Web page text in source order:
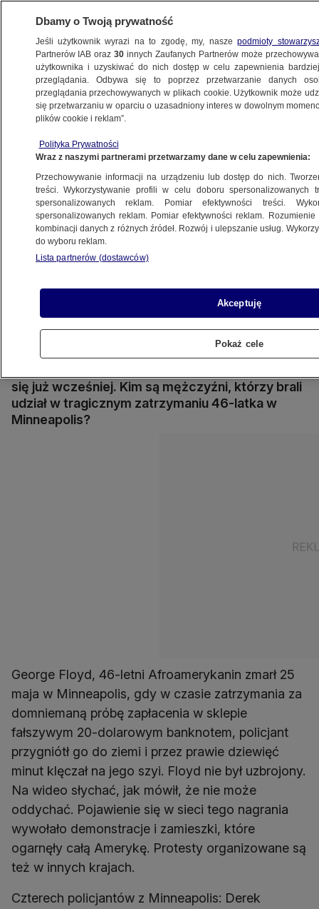
ŚWIAT
wolontariusz. Co wiemy o oskarżonych
w sprawie śmierci George'a Floyda?
6.06.2020, 13:41
Udostępnij
dzieciom z somalijskich rodzin mieszkających w
Minneapolis, inny wywodzi się z azjatyckiej
mniejszości. Wśród czterech byłych policjantów,
oskarżonych w sprawie śmierci George'a
Floyda, dwóch nie przepracowało jeszcze pół
się już wcześniej. Kim są mężczyźni, którzy brali
udział w tragicznym zatrzymaniu 46-latka w
Minneapolis?
George Floyd, 46-letni Afroamerykanin zmarł 25
maja w Minneapolis, gdy w czasie zatrzymania za
domniemaną próbę zapłacenia w sklepie
fałszywym 20-dolarowym banknotem, policjant
przygniótł go do ziemi i przez prawie dziewięć
minut klęczał na jego szyi. Floyd nie był uzbrojony.
Na wideo słychać, jak mówił, że nie może
oddychać. Pojawienie się w sieci tego nagrania
wywołało demonstracje i zamieszki, które
ogarnęły całą Amerykę. Protesty organizowane są
też w innych krajach.
Czterech policjantów z Minneapolis: Derek
Dbamy o Twoją prywatność
Jeśli użytkownik wyrazi na to zgodę, my, naszepodmioty
Partnerów IAB oraz30 innych Zaufanych Partnerów może
użytkownika i uzyskiwać do nich dostęp w celu zapewnienia
przeglądania. Odbywa się to poprzez przetwarzanie danych
przeglądania przechowywanych w plikach cookie. Użytkownik może
się przetwarzaniu w oparciu o uzasadniony interes w dowolnym
plików cookie i reklam”.
Polityka Prywatności
Wraz z naszymi partnerami przetwarzamy dane w celu zapewnienia:
Przechowywanie informacji na urządzeniu lub dostęp do nich.
treści. Wykorzystywanie profili w celu doboru spersonalizowanych
spersonalizowanych reklam. Pomiar efektywności treści.
spersonalizowanych reklam. Pomiar efektywności reklam.
kombinacji danych z różnych źródeł. Rozwój i ulepszanie usług.
do wyboru reklam.
Lista partnerów (dostawców)
Akceptuję
Pokaż cele